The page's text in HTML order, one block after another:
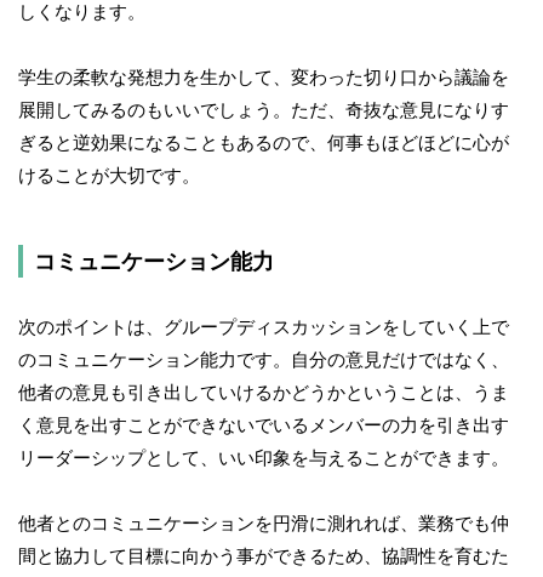
しくなります。
学生の柔軟な発想力を生かして、変わった切り口から議論を
展開してみるのもいいでしょう。ただ、奇抜な意見になりす
ぎると逆効果になることもあるので、何事もほどほどに心が
けることが大切です。
コミュニケーション能力
次のポイントは、グループディスカッションをしていく上で
のコミュニケーション能力です。自分の意見だけではなく、
他者の意見も引き出していけるかどうかということは、うま
く意見を出すことができないでいるメンバーの力を引き出す
リーダーシップとして、いい印象を与えることができます。
他者とのコミュニケーションを円滑に測れれば、業務でも仲
間と協力して目標に向かう事ができるため、協調性を育むた